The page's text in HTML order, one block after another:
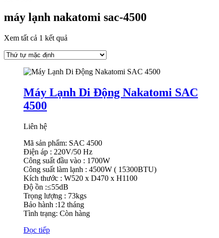
máy lạnh nakatomi sac-4500
Xem tất cả 1 kết quả
Máy Lạnh Di Động Nakatomi SAC
4500
Liên hệ
Mã sản phẩm: SAC 4500
Điện áp : 220V/50 Hz
Công suất đầu vào : 1700W
Công suất làm lạnh : 4500W ( 15300BTU)
Kích thước : W520 x D470 x H1100
Độ ồn :≤55dB
Trọng lượng : 73kgs
Bảo hành :12 tháng
Tình trạng: Còn hàng
Đọc tiếp